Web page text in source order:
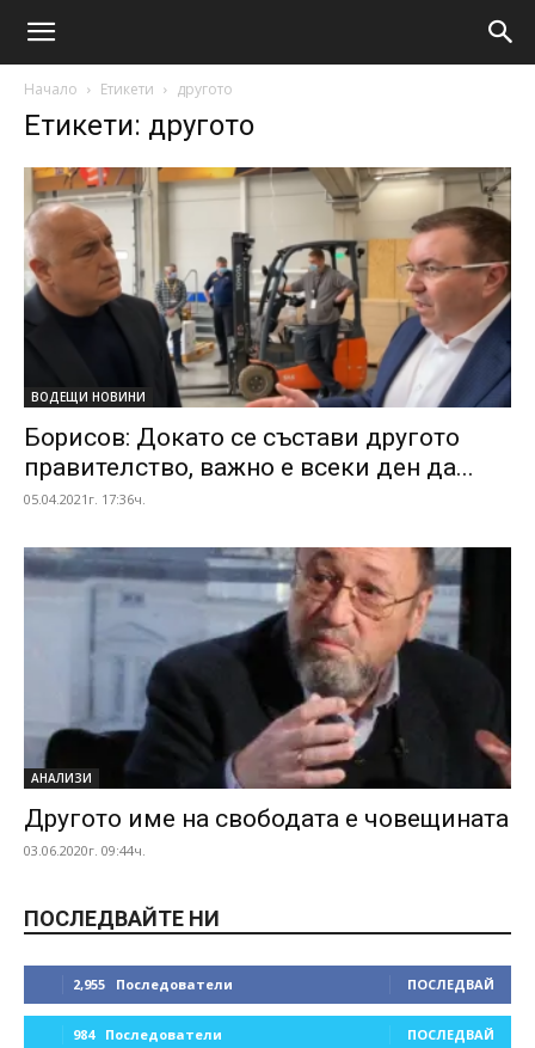
Начало Етикети другото
Етикети: другото
ВОДЕЩИ НОВИНИ
Борисов: Докато се състави другото
правителство, важно е всеки ден да...
05.04.2021г. 17:36ч.
АНАЛИЗИ
Другото име на свободата е човещината
03.06.2020г. 09:44ч.
ПОСЛЕДВАЙТЕ НИ
2,955 Последователи ПОСЛЕДВАЙ
984 Последователи ПОСЛЕДВАЙ